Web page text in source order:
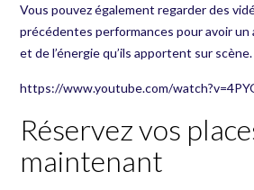
Vous pouvez également regarder des
précédentes performances pour avoir
et de l’énergie qu’ils apportent sur scène.
https://www.youtube.com/
Réservez vos
maintenant